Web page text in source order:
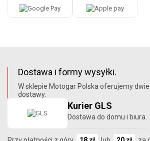
Dostawa i formy wysyłki.
W sklepie Motogar Polska oferujemy
dostawy:
Kurier GLS
Dostawa do domu i biura.